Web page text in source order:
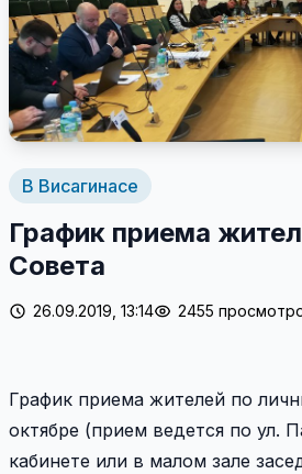
В Висагинасе
График приема
Совета
26.09.2019, 13:14
2455
График приема жителей по
октябре (прием ведется по ул.
кабинете или в малом зале